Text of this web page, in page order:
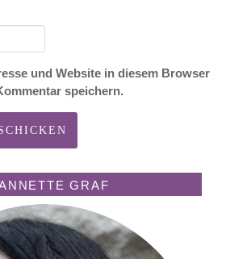
und Website in diesem Browser
speichern.
GRAF